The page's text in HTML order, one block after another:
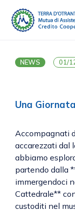
NEWS 01/
Una
Accompagnati
accarezzati dal
abbiamo
partendo dalla
immergendoci
Cattedrale**
custoditi nel